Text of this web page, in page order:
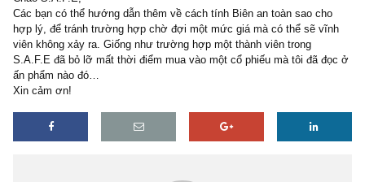
2 replies 05/08/2018
Chào S.A.F.E,
Các bạn có thể hướng dẫn thêm về cách tính Biên an toàn sao
hợp lý, để tránh trường hợp chờ đợi một mức giá mà có thể sẽ
viên không xảy ra. Giống như trường hợp một thành viên trong
S.A.F.E đã bỏ lỡ mất thời điểm mua vào một cổ phiếu mà tôi đã
ấn phẩm nào đó…
Xin cảm ơn!